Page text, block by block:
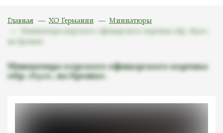
Главная ХО Германии
Миниатюры
Миниатюра морского офицерского кортика
обр. 1890г., на брошке.